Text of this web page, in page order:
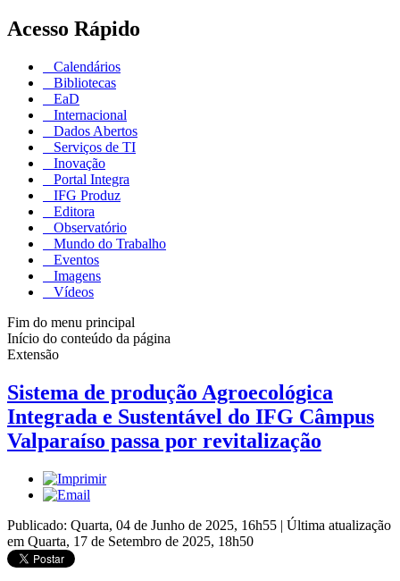
Acesso Rápido
Calendários
Bibliotecas
EaD
Internacional
Dados Abertos
Serviços de TI
Inovação
Portal Integra
IFG Produz
Editora
Observatório
Mundo do Trabalho
Eventos
Imagens
Vídeos
Fim do menu principal
Início do conteúdo da página
Extensão
Sistema de produção Agroecológica
Integrada e Sustentável do IFG Câmpus
Valparaíso passa por revitalização
Publicado: Quarta, 04 de Junho de 2025, 16h55 | Última atualização
em Quarta, 17 de Setembro de 2025, 18h50